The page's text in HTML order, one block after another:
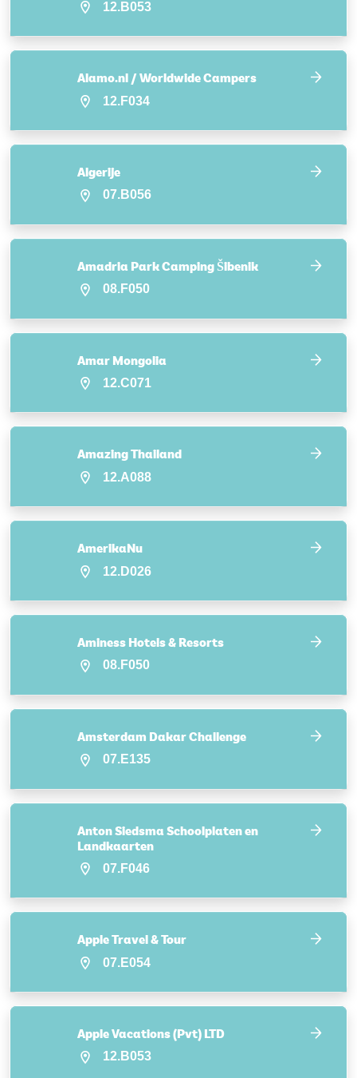
12.B053
Alamo.nl / Worldwide Campers
12.F034
Algerije
07.B056
Amadria Park Camping Šibenik
08.F050
Amar Mongolia
12.C071
Amazing Thailand
12.A088
AmerikaNu
12.D026
Aminess Hotels & Resorts
08.F050
Amsterdam Dakar Challenge
07.E135
Anton Siedsma Schoolplaten en
Landkaarten
07.F046
Apple Travel & Tour
07.E054
Apple Vacations (Pvt) LTD
12.B053